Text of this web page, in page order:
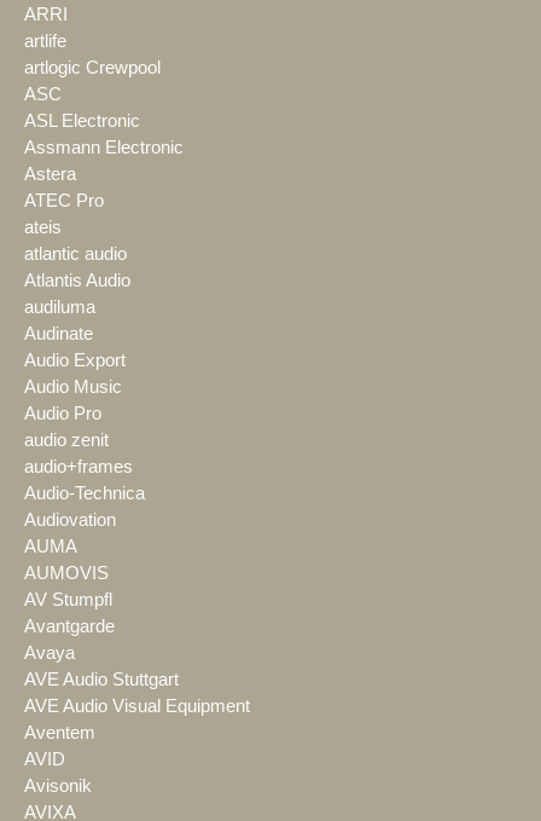
ARRI
artlife
artlogic Crewpool
ASC
ASL Electronic
Assmann Electronic
Astera
ATEC Pro
ateis
atlantic audio
Atlantis Audio
audiluma
Audinate
Audio Export
Audio Music
Audio Pro
audio zenit
audio+frames
Audio-Technica
Audiovation
AUMA
AUMOVIS
AV Stumpfl
Avantgarde
Avaya
AVE Audio Stuttgart
AVE Audio Visual Equipment
Aventem
AVID
Avisonik
AVIXA